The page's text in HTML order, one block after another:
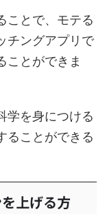
ことで、モテる
チングアプリで
ことができま
学を身につける
ることができる
上げる方